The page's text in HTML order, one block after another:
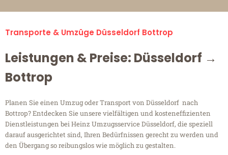
Transporte & Umzüge Düsseldorf Bottrop
Leistungen & Preise: Düsseldorf →
Bottrop
Planen Sie einen Umzug oder Transport von Düsseldorf nach
Bottrop? Entdecken Sie unsere vielfältigen und kosteneffizienten
Dienstleistungen bei Heinz Umzugsservice Düsseldorf, die speziell
darauf ausgerichtet sind, Ihren Bedürfnissen gerecht zu werden und
den Übergang so reibungslos wie möglich zu gestalten.